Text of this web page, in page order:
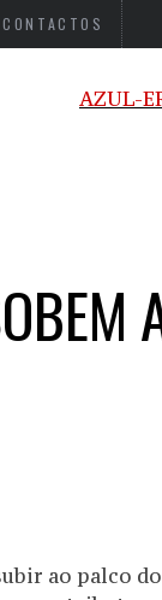
CONTACTOS
ao palco